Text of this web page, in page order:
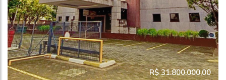
R$ 31.800.000,00